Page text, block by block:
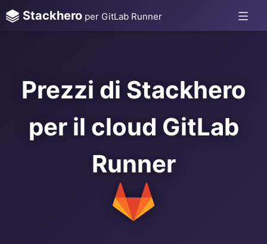
Stackhero per GitLab Runner
Prezzi di Stackhero
per il cloud GitLab
Runner